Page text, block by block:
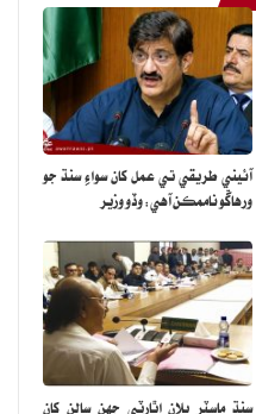
آئيني طريقي تي عمل کان سواءِ سنڌ جو
ورهاڱو ناممڪن آهي: وڏو وزير